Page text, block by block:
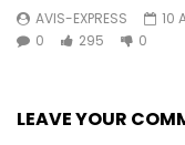
AVIS-EXPRESS
10
0
295 0
LEAVE YOUR